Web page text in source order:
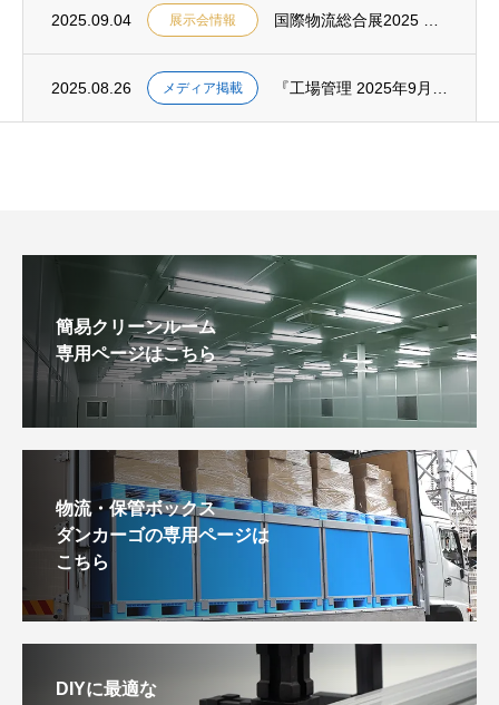
2025.09.04 展示会情報
2025.08.26 メディア掲載
簡易クリーンルーム
専用ページはこちら
物流・保管ボックス
ダンカーゴの専用ページは
こちら
DIYに最適な